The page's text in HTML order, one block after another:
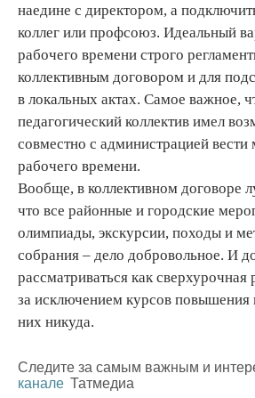
наедине с директором, а
коллег или профсоюз. Идеальный
рабочего времени строго
коллективным договором и для
в локальных актах. Самое важное,
педагогический коллектив имел
совместно с администрацией вести
рабочего времени.
Вообще, в коллективном договоре
что все районные и городские
олимпиады, экскурсии, походы и
собрания – дело добровольное. И
рассматриваться как сверхурочная
за исключением курсов повышения
них никуда.
Следите за самым важным и
канале Татмедиа